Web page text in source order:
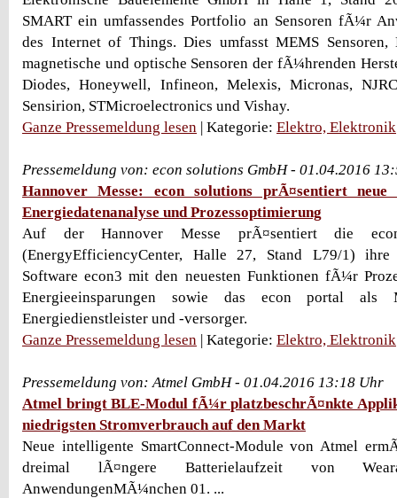
SMART ein umfassendes Portfolio an Sensoren fÃ¼r
des Internet of Things. Dies umfasst MEMS Sensoren,
magnetische und optische Sensoren der fÃ¼hrenden
Diodes, Honeywell, Infineon, Melexis, Micronas,
Sensirion, STMicroelectronics und Vishay.
Ganze Pressemeldung lesen | Kategorie: Elektro, Elektronik
Pressemeldung von: econ solutions GmbH - 01.04.2016
Hannover Messe: econ solutions prÃ¤sentiert
Energiedatenanalyse und Prozessoptimierung
Auf der Hannover Messe prÃ¤sentiert die
(EnergyEfficiencyCenter, Halle 27, Stand L79/1) ihre
Software econ3 mit den neuesten Funktionen fÃ¼r
Energieeinsparungen sowie das econ portal als
Energiedienstleister und -versorger.
Ganze Pressemeldung lesen | Kategorie: Elektro, Elektronik
Pressemeldung von: Atmel GmbH - 01.04.2016 13:18 Uhr
Atmel bringt BLE-Modul fÃ¼r platzbeschrÃ¤nkte
niedrigsten Stromverbrauch auf den Markt
Neue intelligente SmartConnect-Module von Atmel
dreimal lÃ¤ngere Batterielaufzeit von
AnwendungenMÃ¼nchen 01. ...